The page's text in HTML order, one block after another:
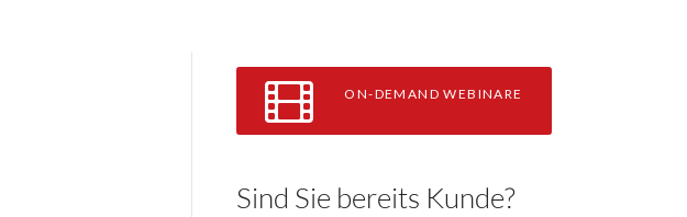
ON-DEMAND WEBINARE
Sind Sie bereits Kunde?